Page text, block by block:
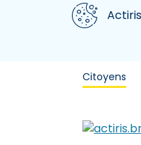
Aller au contenu principal
Nous utilisons des
Citoyens